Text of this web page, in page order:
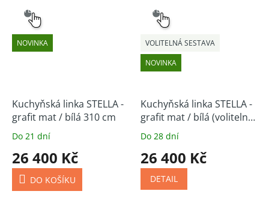
NOVINKA
VÝBĚR
Kuchyňská linka STELLA -
grafit mat / bílá 310 cm
Do 21 dní
26 400 Kč
DO KOŠÍKU
NOVINKA
VOLITELNÁ SESTAVA
VÝBĚR
Kuchyňská linka STELLA -
grafit mat / bílá (volitelná
sestava)
Do 28 dní
26 400 Kč
DETAIL